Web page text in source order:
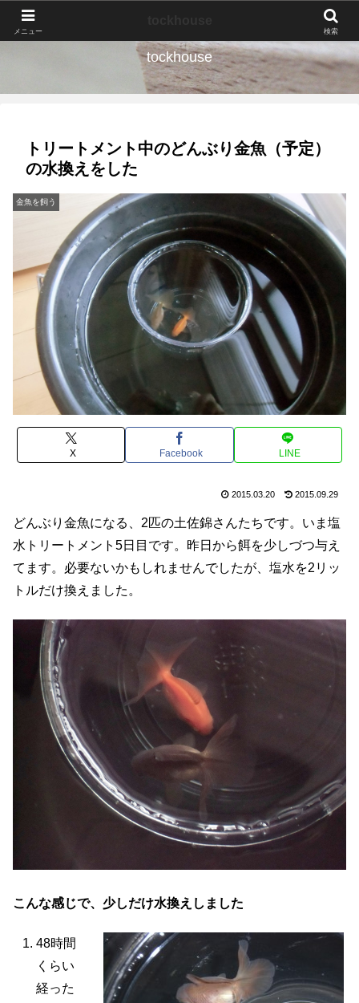
tockhouse
トリートメント中のどんぶり金魚（予定）
の水換えをした
金魚を飼う
X Facebook LINE
2015.03.20 2015.09.29
どんぶり金魚になる、2匹の土佐錦さんたちです。いま塩
水トリートメント5日目です。昨日から餌を少しづつ与え
てます。必要ないかもしれませんでしたが、塩水を2リッ
トルだけ換えました。
こんな感じで、少しだけ水換えしました
48時間
くらい
経った
メニュー 検索